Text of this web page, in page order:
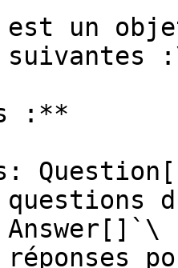
est un
:**